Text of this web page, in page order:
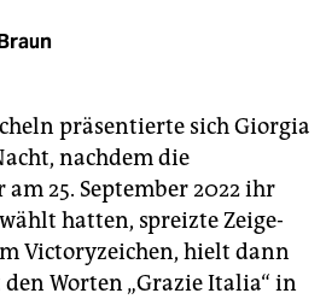
präsentierte sich Giorgia
nachdem die
25. September 2022 ihr
hatten, spreizte Zeige-
Victoryzeichen, hielt dann
Worten „Grazie Italia“ in